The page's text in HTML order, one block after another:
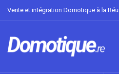
Vente et intégration Domotique à la